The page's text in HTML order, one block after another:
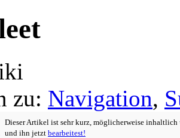
zu: Navigation,
Dieser Artikel ist sehr kurz, möglicherweise
und ihn jetzt bearbeitest!